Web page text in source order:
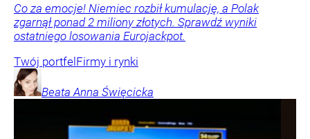
Co za emocje! Niemiec rozbił kumulację, a Polak
zgarnął ponad 2 miliony złotych. Sprawdź wyniki
ostatniego losowania Eurojackpot.
Twój portfelFirmy i rynki
Beata Anna Święcicka